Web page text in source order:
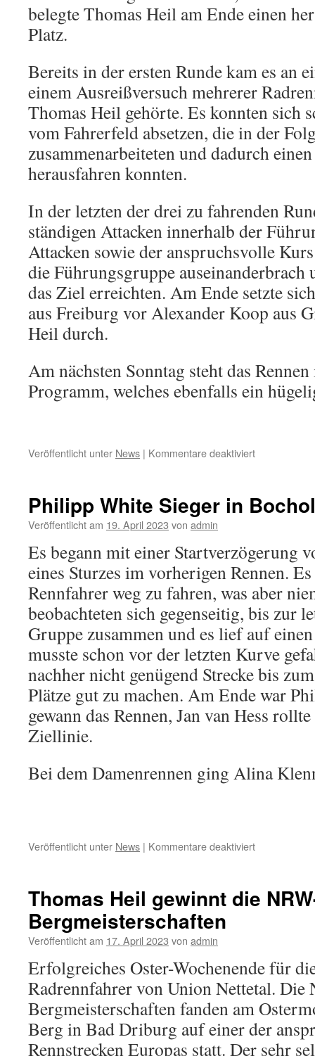
belegte Thomas Heil am Ende einen
Platz.
Bereits in der ersten Runde kam es an
einem Ausreißversuch mehrerer
Thomas Heil gehörte. Es konnten sich
vom Fahrerfeld absetzen, die in der
zusammenarbeiteten und dadurch
herausfahren konnten.
In der letzten der drei zu fahrenden
ständigen Attacken innerhalb der
Attacken sowie der anspruchsvolle
die Führungsgruppe auseinanderbrach
das Ziel erreichten. Am Ende setzte
aus Freiburg vor Alexander Koop aus
Heil durch.
Am nächsten Sonntag steht das
Programm, welches ebenfalls ein
Veröffentlicht unter News | Kommentare deaktiviert
wird
Dritter
im
Saarland
Philipp White Sieger in
Veröffentlicht am 19. April 2023 von admin
Es begann mit einer Startverzögerung
eines Sturzes im vorherigen Rennen.
Rennfahrer weg zu fahren, was aber
beobachteten sich gegenseitig, bis zur
Gruppe zusammen und es lief auf
musste schon vor der letzten Kurve
nachher nicht genügend Strecke bis
Plätze gut zu machen. Am Ende war
gewann das Rennen, Jan van Hess
Ziellinie.
Bei dem Damenrennen ging Alina
Veröffentlicht unter News | Kommentare deaktiviert
Sieger
in
Thomas Heil gewinnt die
Bergmeisterschaften
Veröffentlicht am 17. April 2023 von admin
Erfolgreiches Oster-Wochenende für
Radrennfahrer von Union Nettetal. Die
Bergmeisterschaften fanden am
Berg in Bad Driburg auf einer der
Rennstrecken Europas statt. Der sehr